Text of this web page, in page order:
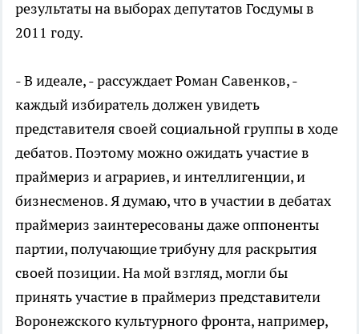
результаты на выборах депутатов Госдумы в
2011 году.
- В идеале, - рассуждает Роман Савенков, -
каждый избиратель должен увидеть
представителя своей социальной группы в ходе
дебатов. Поэтому можно ожидать участие в
праймериз и аграриев, и интеллигенции, и
бизнесменов. Я думаю, что в участии в дебатах
праймериз заинтересованы даже оппоненты
партии, получающие трибуну для раскрытия
своей позиции. На мой взгляд, могли бы
принять участие в праймериз представители
Воронежского культурного фронта, например,